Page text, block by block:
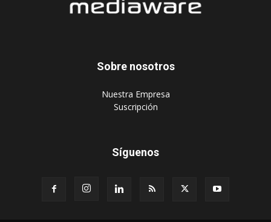
Sobre nosotros
‎Nuestra Empresa
‎Suscripción
Síguenos